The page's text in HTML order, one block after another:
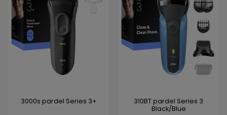
3000s pardel Series 3+
310BT pardel Series 3
Black/Blue